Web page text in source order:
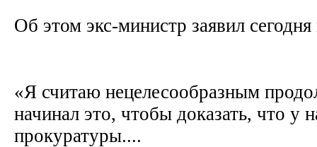
Об этом экс-министр заявил
«Я считаю нецелесообразным
начинал это, чтобы доказать, что у
прокуратуры....